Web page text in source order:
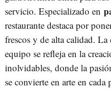
servicio. Especializado en
restaurante destaca por
frescos y de alta calidad.
equipo se refleja en la
inolvidables, donde la
se convierte en arte en cada